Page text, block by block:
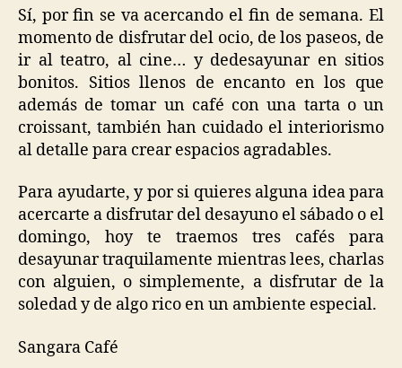
Sí, por fin se va acercando el fin de semana. El
momento de disfrutar del ocio, de los paseos, de
ir al teatro, al cine… y dedesayunar en sitios
bonitos. Sitios llenos de encanto en los que
además de tomar un café con una tarta o un
croissant, también han cuidado el interiorismo
al detalle para crear espacios agradables.
Para ayudarte, y por si quieres alguna idea para
acercarte a disfrutar del desayuno el sábado o el
domingo, hoy te traemos tres cafés para
desayunar traquilamente mientras lees, charlas
con alguien, o simplemente, a disfrutar de la
soledad y de algo rico en un ambiente especial.
Sangara Café